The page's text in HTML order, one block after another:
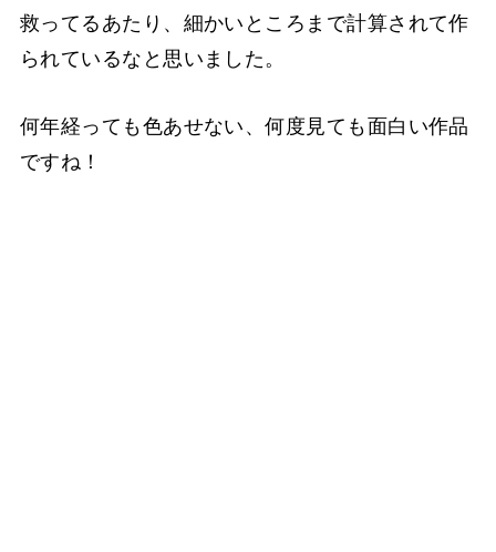
救ってるあたり、細かいところまで計算されて作
られているなと思いました。
何年経っても色あせない、何度見ても面白い作品
ですね！